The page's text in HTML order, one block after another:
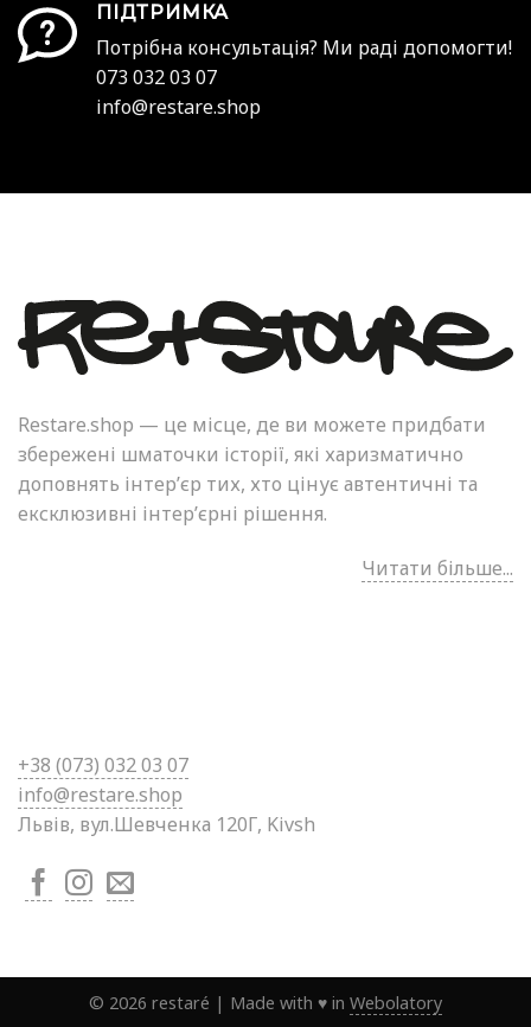
ПІДТРИМКА
Потрібна консультація? Ми раді допомогти!
073 032 03 07
info@restare.shop
Restare.shop — це місце, де ви можете придбати
збережені шматочки історії, які харизматично
доповнять інтер’єр тих, хто цінує автентичні та
ексклюзивні інтер’єрні рішення.
Читати більше...
+38 (073) 032 03 07
info@restare.shop
Львів, вул.Шевченка 120Г, Kivsh
© 2026 restaré | Made with ♥ in Webolatory